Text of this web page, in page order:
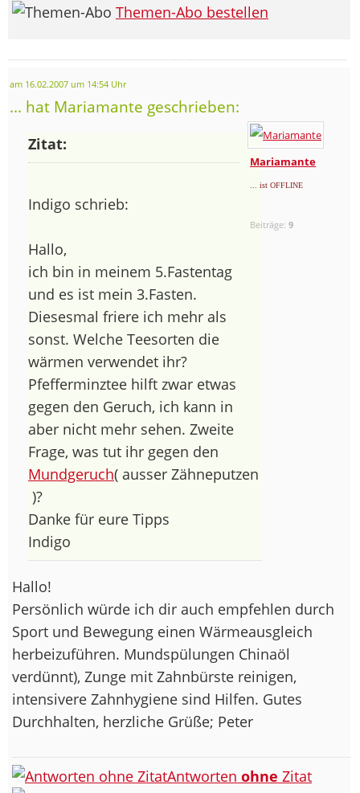
Themen-Abo bestellen
am 16.02.2007 um 14:54 Uhr
... hat Mariamante geschrieben:
Mariamante
... ist OFFLINE
Beiträge:9
Zitat:
Indigo schrieb:
Hallo,
ich bin in meinem 5.Fastentag
und es ist mein 3.Fasten.
Diesesmal friere ich mehr als
sonst. Welche Teesorten die
wärmen verwendet ihr?
Pfefferminztee hilft zwar etwas
gegen den Geruch, ich kann in
aber nicht mehr sehen. Zweite
Frage, was tut ihr gegen den
Mundgeruch( ausser Zähneputzen
)?
Danke für eure Tipps
Indigo
Hallo!
Persönlich würde ich dir auch empfehlen durch
Sport und Bewegung einen Wärmeausgleich
herbeizuführen. Mundspülungen Chinaöl
verdünnt), Zunge mit Zahnbürste reinigen,
intensivere Zahnhygiene sind Hilfen. Gutes
Durchhalten, herzliche Grüße; Peter
Antworten ohne Zitat